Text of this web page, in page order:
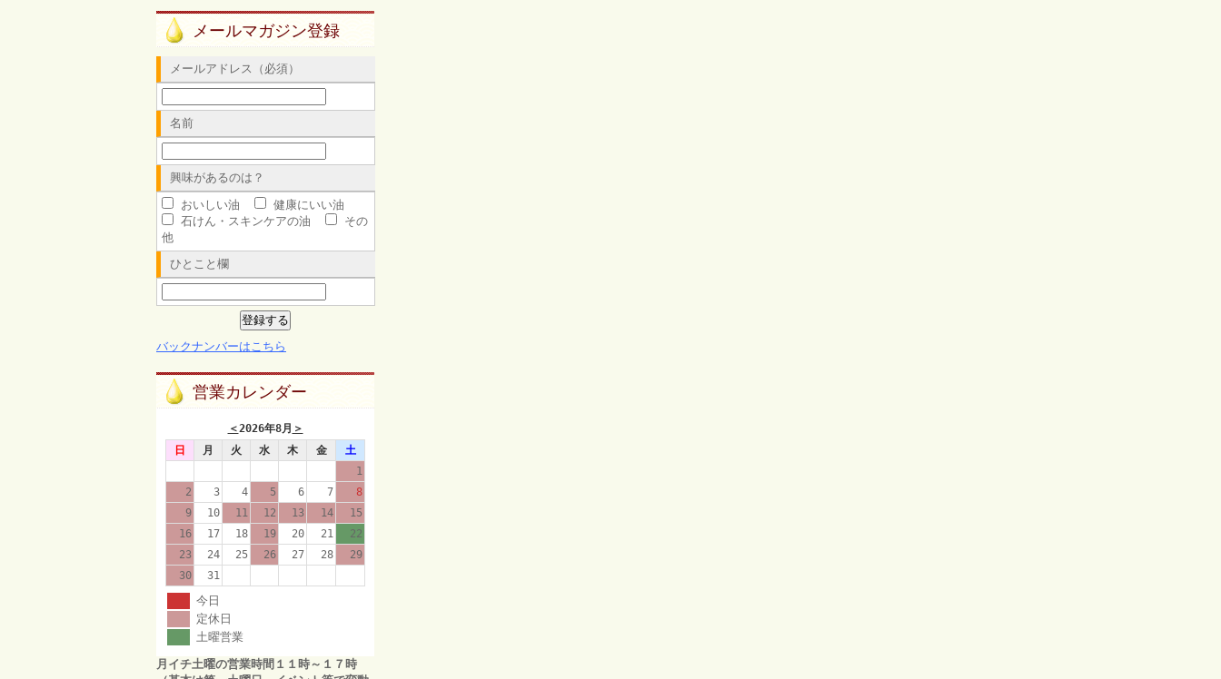
メールマガジン登録
メールアドレス（必須）
名前
興味があるのは？
おいしい油
健康にいい油
石けん・スキンケアの油
その
他
ひとこと欄
バックナンバーはこちら
営業カレンダー
＜2026年8月 ＞
日
月 火 水 木 金
土
1
2
3 4 5 6 7
8
9
10 11 12 13 14
15
16
17 18 19 20 21
22
23
24 25 26 27 28
29
30
31
今日
定休日
土曜営業
月イチ土曜の営業時間１１時～１７時